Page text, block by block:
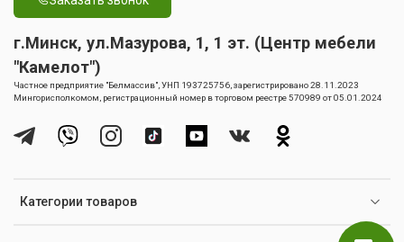
Категории товаров
г.Минск, ул.Мазурова, 1, 1 эт. (Центр мебели
"Камелот")
Частное предприятие "Белмассив", УНП 193725756, зарегистрировано 28.11.2023
Мингорисполкомом, регистрационный номер в торговом реестре 570989 от 05.01.2024